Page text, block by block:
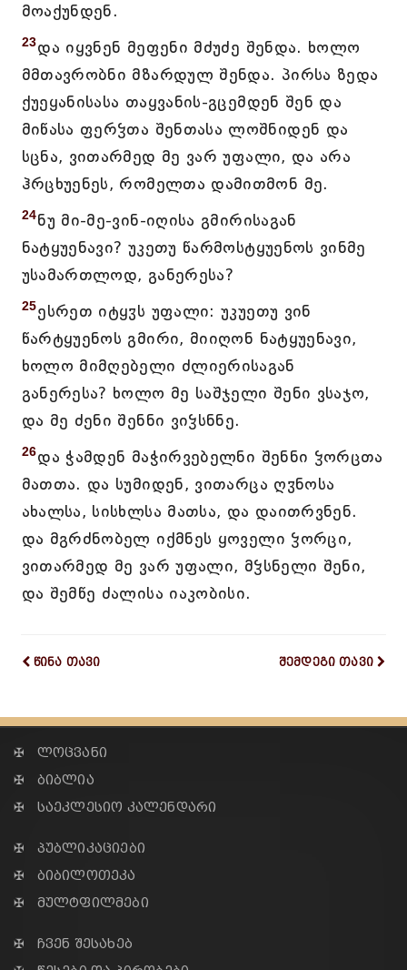
მოაქუნდენ.
23და იყვნენ მეფენი მძუძე შენდა. ხოლო
მმთავრობნი მზარდულ შენდა. პირსა ზედა
ქუეყანისასა თაყვანის-გცემდენ შენ და
მიწასა ფერჴთა შენთასა ლოშნიდენ და
სცნა, ვითარმედ მე ვარ უფალი, და არა
ჰრცხუენეს, რომელთა დამითმონ მე.
24ნუ მი-მე-ვინ-იღისა გმირისაგან
ნატყუენავი? უკეთუ წარმოსტყუენოს ვინმე
უსამართლოდ, განერესა?
25ესრეთ იტყჳს უფალი: უკუეთუ ვინ
წარტყუენოს გმირი, მიიღონ ნატყუენავი,
ხოლო მიმღებელი ძლიერისაგან
განერესა? ხოლო მე საშჯელი შენი ვსაჯო,
და მე ძენი შენნი ვიჴსნნე.
26და ჭამდენ მაჭირვებელნი შენნი ჴორცთა
მათთა. და სუმიდენ, ვითარცა ღჳნოსა
ახალსა, სისხლსა მათსა, და დაითრვნენ.
და მგრძნობელ იქმნეს ყოველი ჴორცი,
ვითარმედ მე ვარ უფალი, მჴსნელი შენი,
და შემწე ძალისა იაკობისი.
წინა თავი შემდეგი თავი
✠ ლოცვანი
✠ ბიბლია
✠ საეკლესიო კალენდარი
✠ პუბლიკაციები
✠ ბიბილოთეკა
✠ მულტფილმები
✠ ჩვენ შესახებ